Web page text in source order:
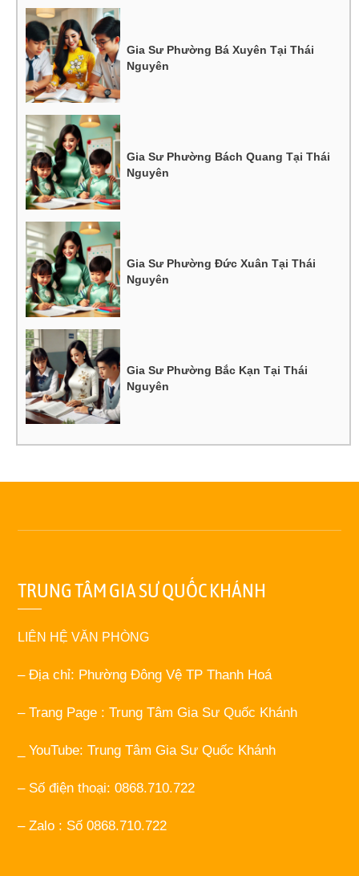
Gia Sư Phường Bá Xuyên Tại Thái
Nguyên
Gia Sư Phường Bách Quang Tại Thái
Nguyên
Gia Sư Phường Đức Xuân Tại Thái
Nguyên
Gia Sư Phường Bắc Kạn Tại Thái
Nguyên
TRUNG TÂM GIA SƯ QUỐC KHÁNH
LIÊN HỆ VĂN PHÒNG
– Địa chỉ: Phường Đông Vệ TP Thanh Hoá
– Trang Page : Trung Tâm Gia Sư Quốc Khánh
_ YouTube: Trung Tâm Gia Sư Quốc Khánh
– Số điện thoại: 0868.710.722
– Zalo : Số 0868.710.722